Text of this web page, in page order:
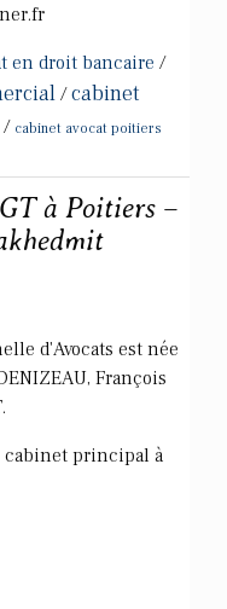
en droit bancaire /
/cabinet
/ cabinet avocat poitiers
à Poitiers –
d'Avocats est née
François
principal à